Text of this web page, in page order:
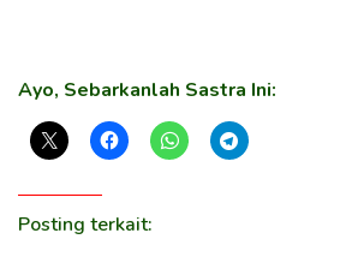
Ayo, Sebarkanlah Sastra Ini:
Posting terkait: